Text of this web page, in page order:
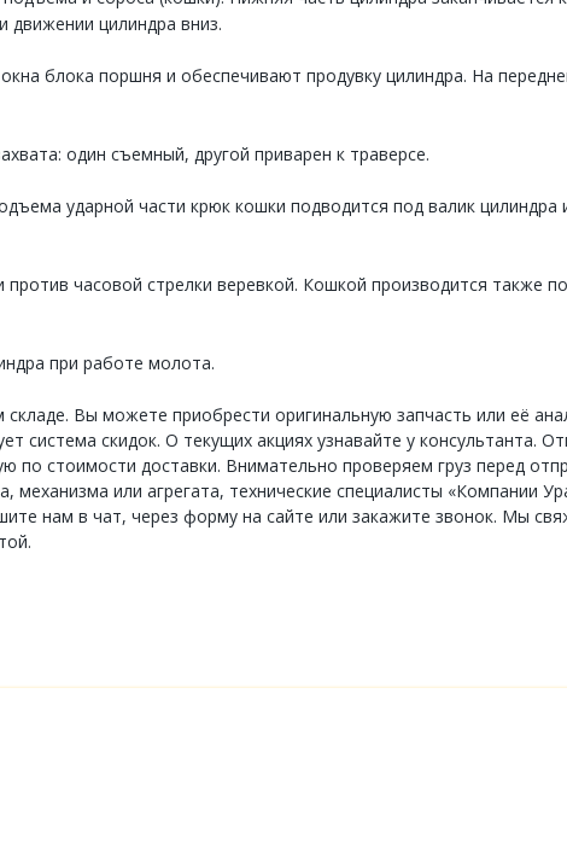
цилиндра вниз.
блока поршня и обеспечивают продувку цилиндра. На
один съемный, другой приварен к траверсе.
ударной части крюк кошки подводится под валик цилиндра
часовой стрелки веревкой. Кошкой производится также
при работе молота.
Вы можете приобрести оригинальную запчасть или её
скидок. О текущих акциях узнавайте у консультанта.
стоимости доставки. Внимательно проверяем груз перед
механизма или агрегата, технические специалисты «Компании
нам в чат, через форму на сайте или закажите звонок. Мы